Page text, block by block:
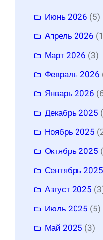
Июнь 2026 (5)
Апрель 2026
Март 2026 (3)
Февраль 2026
Январь 2026
Декабрь 2025
Ноябрь 2025
Октябрь 2025
Сентябрь 2025
Август 2025
Июль 2025 (5)
Май 2025 (3)